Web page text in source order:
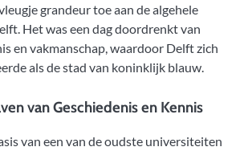
grandeur toe aan de algehele
Het was een dag doordrenkt van
en vakmanschap, waardoor Delft zich
als de stad van koninklijk blauw.
van Geschiedenis en Kennis
van een van de oudste universiteiten